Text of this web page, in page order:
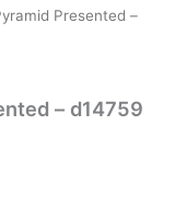
Presented –
– d14759